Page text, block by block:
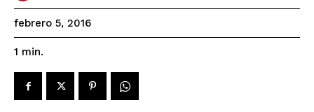
febrero 5, 2016
1 min.